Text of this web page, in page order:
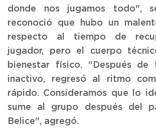
donde nos jugamos todo",
reconoció que hubo un
respecto al tiempo de
jugador, pero el cuerpo
bienestar físico. "Después de
inactivo, regresó al ritmo
rápido. Consideramos que lo
sume al grupo después del
Belice", agregó.